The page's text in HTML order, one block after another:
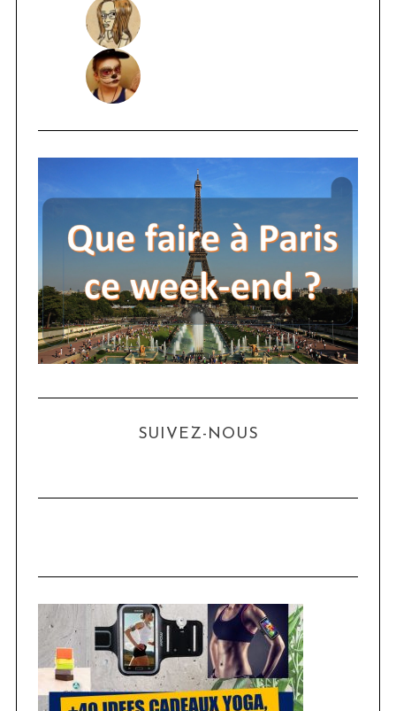
SUIVEZ-NOUS